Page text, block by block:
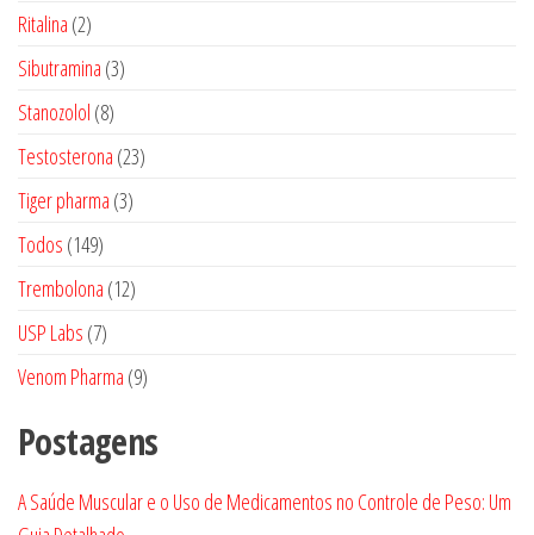
Ritalina 22
produtos
Sibutramina 33
Stanozolol 88
produtos
Testosterona 2323
Tiger pharma 33
Todos 149149
produtos
Trembolona 1212
USP Labs 77
produtos
Venom Pharma 99
Postagens
A Saúde Muscular e o Uso de Medicamentos no Controle de Peso: Um